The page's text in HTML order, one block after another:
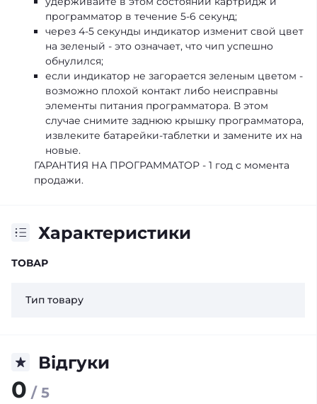
программатор в течение 5-6 секунд;
через 4-5 секунды индикатор изменит свой цвет
на зеленый - это означает, что чип успешно
обнулился;
если индикатор не загорается зеленым цветом -
возможно плохой контакт либо неисправны
элементы питания программатора. В этом
случае снимите заднюю крышку программатора,
извлеките батарейки-таблетки и замените их на
новые.
ГАРАНТИЯ НА ПРОГРАММАТОР - 1 год с момента
продажи.
Характеристики
ТОВАР
Тип товару
Відгуки
0 / 5